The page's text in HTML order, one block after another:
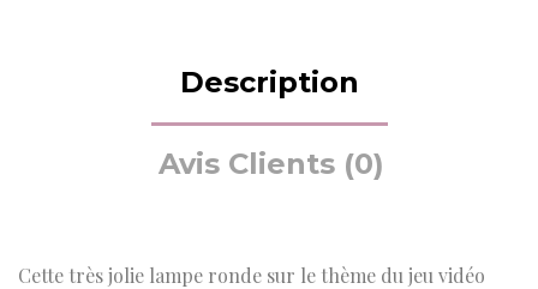
Description
Avis Clients (0)
Cette très jolie lampe ronde sur le thème du jeu vidéo